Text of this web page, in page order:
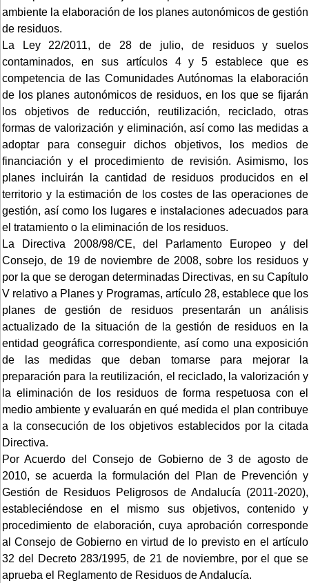
ambiente la elaboración de los planes autonómicos de gestión
de residuos.
La Ley 22/2011, de 28 de julio, de residuos y suelos
contaminados, en sus artículos 4 y 5 establece que es
competencia de las Comunidades Autónomas la elaboración
de los planes autonómicos de residuos, en los que se fijarán
los objetivos de reducción, reutilización, reciclado, otras
formas de valorización y eliminación, así como las medidas a
adoptar para conseguir dichos objetivos, los medios de
financiación y el procedimiento de revisión. Asimismo, los
planes incluirán la cantidad de residuos producidos en el
territorio y la estimación de los costes de las operaciones de
gestión, así como los lugares e instalaciones adecuados para
el tratamiento o la eliminación de los residuos.
La Directiva 2008/98/CE, del Parlamento Europeo y del
Consejo, de 19 de noviembre de 2008, sobre los residuos y
por la que se derogan determinadas Directivas, en su Capítulo
V relativo a Planes y Programas, artículo 28, establece que los
planes de gestión de residuos presentarán un análisis
actualizado de la situación de la gestión de residuos en la
entidad geográfica correspondiente, así como una exposición
de las medidas que deban tomarse para mejorar la
preparación para la reutilización, el reciclado, la valorización y
la eliminación de los residuos de forma respetuosa con el
medio ambiente y evaluarán en qué medida el plan contribuye
a la consecución de los objetivos establecidos por la citada
Directiva.
Por Acuerdo del Consejo de Gobierno de 3 de agosto de
2010, se acuerda la formulación del Plan de Prevención y
Gestión de Residuos Peligrosos de Andalucía (2011-2020),
estableciéndose en el mismo sus objetivos, contenido y
procedimiento de elaboración, cuya aprobación corresponde
al Consejo de Gobierno en virtud de lo previsto en el artículo
32 del Decreto 283/1995, de 21 de noviembre, por el que se
aprueba el Reglamento de Residuos de Andalucía.